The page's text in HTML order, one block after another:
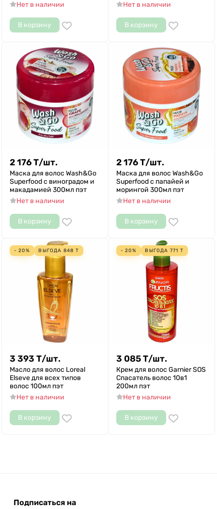
Нет в наличии
В корзину
Нет в наличии
В корзину
2 176Т/шт.
Маска для волос Wash&Go
Superfood с виноградом и
макадамией 300мл пэт
Нет в наличии
В корзину
2 176Т/шт.
Маска для волос Wash&Go
Superfood с папайей и
морингой 300мл пэт
Нет в наличии
В корзину
- 20% ВЫГОДА 848 Т
3 393 Т/шт.
Масло для волос Loreal
Elseve для всех типов
волос 100мл пэт
Нет в наличии
В корзину
- 20% ВЫГОДА 771 Т
3 085Т/шт.
Крем для волос Garnier SOS
Спасатель волос 10в1
200мл пэт
Нет в наличии
В корзину
Подписаться на